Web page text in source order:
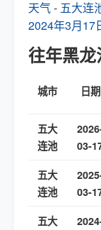
天气- 五大连
2024年3月17
往年黑
城市 日期
五大
连池
03-
五大
连池
03-
五大